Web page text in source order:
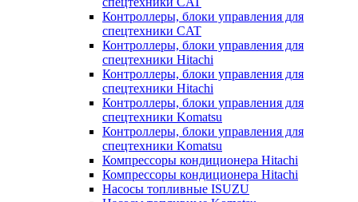
Контроллеры, блоки управления для
спецтехники CAT
Контроллеры, блоки управления для
спецтехники Hitachi
Контроллеры, блоки управления для
спецтехники Hitachi
Контроллеры, блоки управления для
спецтехники Komatsu
Контроллеры, блоки управления для
спецтехники Komatsu
Компрессоры кондиционера Hitachi
Компрессоры кондиционера Hitachi
Насосы топливные ISUZU